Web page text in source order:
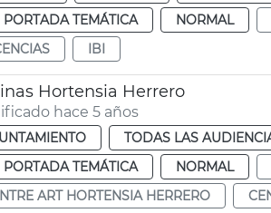
PORTADA TEMÁTICA
NORMAL
IBI
Hortensia Herrero
hace 5 años
TODAS LAS
PORTADA TEMÁTICA
NORMAL
ART HORTENSIA HERRERO